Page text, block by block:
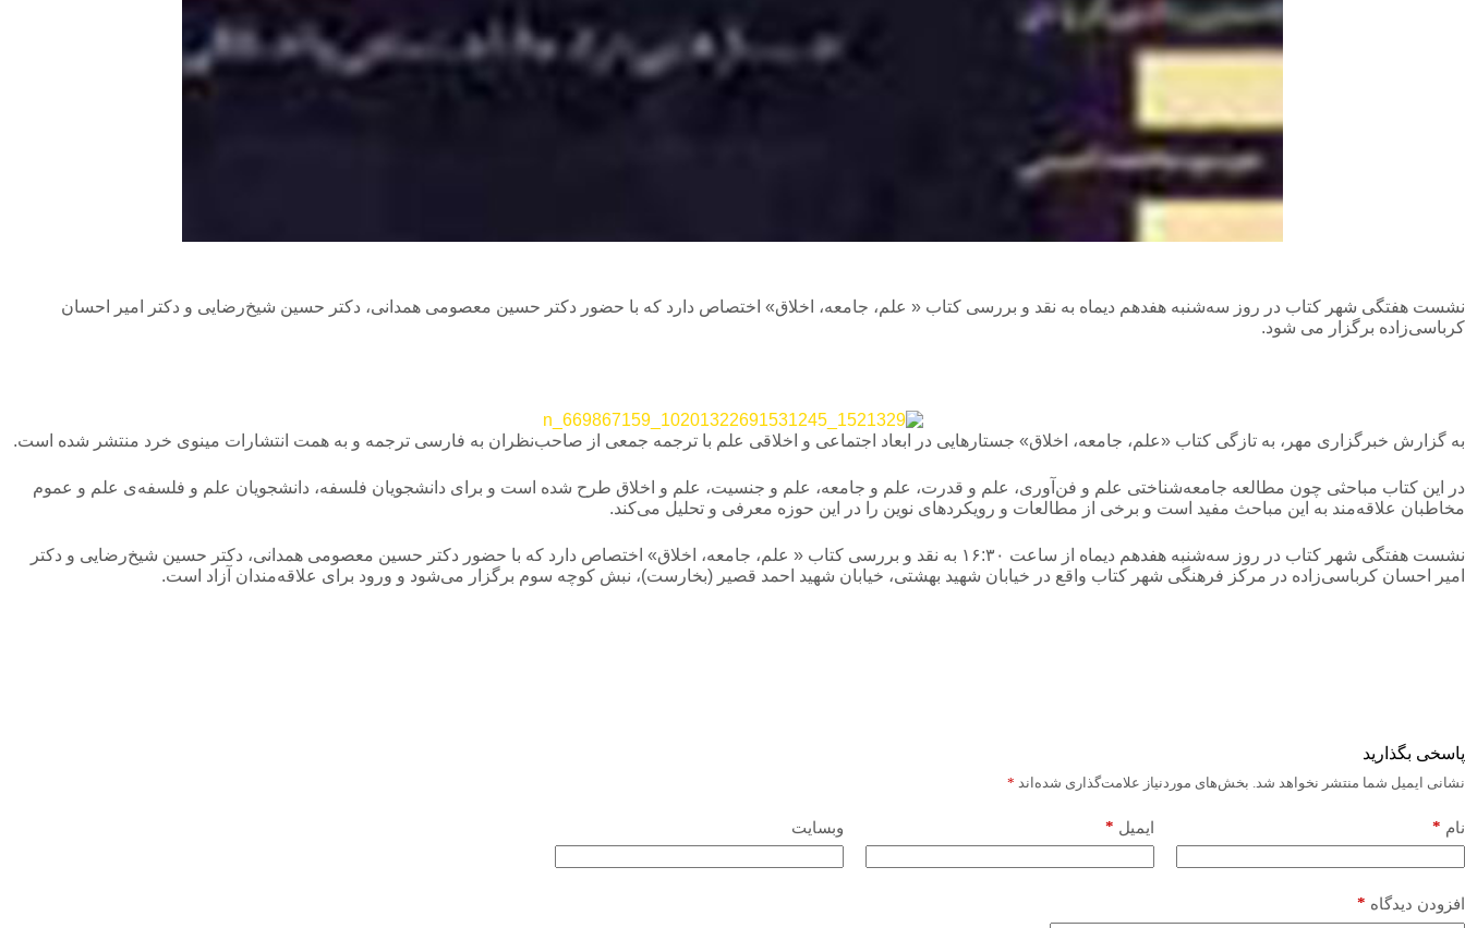
نشست هفتگی شهر کتاب در روز سه‌شنبه هفدهم دیماه به نقد و بررسی کتاب « علم، جامعه، اخلاق» اختصاص دارد که با حضور دکتر حسین معصومی همدانی، دکتر حسین شیخ‌رضایی و دکتر امیر احسان
کرباسی‌زاده برگزار می شود.
به گزارش خبرگزاری مهر، به‌ تازگی کتاب «علم، جامعه، اخلاق» جستارهایی در ابعاد اجتماعی و اخلاقی علم با ترجمه‌ جمعی از صاحب‌نظران به فارسی ترجمه و به همت انتشارات مینوی خرد منتشر شده است.
در این کتاب مباحثی چون مطالعه جامعه‌شناختی علم و فن‌آوری، علم و قدرت، علم و جامعه، علم و جنسیت، علم و اخلاق طرح شده است و برای دانشجویان فلسفه، دانشجویان علم و فلسفه‌‌ی علم و عموم
مخاطبان علاقه‌مند به این مباحث مفید است و برخی از مطالعات و رویکردهای نوین را در این حوزه معرفی و تحلیل می‌کند.
نشست هفتگی شهر کتاب در روز سه‌شنبه هفدهم دیماه از ساعت ۱۶:۳۰ به نقد و بررسی کتاب « علم، جامعه، اخلاق» اختصاص دارد که با حضور دکتر حسین معصومی همدانی، دکتر حسین شیخ‌رضایی و دکتر
امیر احسان کرباسی‌زاده در مرکز فرهنگی شهر کتاب واقع در خیابان شهید بهشتی، خیابان شهید احمد قصیر (بخارست)، نبش کوچه‌ سوم برگزار می‌شود و ورود برای علاقه‌مندان آزاد است.
پاسخی بگذارید
نشانی ایمیل شما منتشر نخواهد شد. بخش‌های موردنیاز علامت‌گذاری شده‌اند *
نام * ایمیل * وبسایت
افزودن دیدگاه *